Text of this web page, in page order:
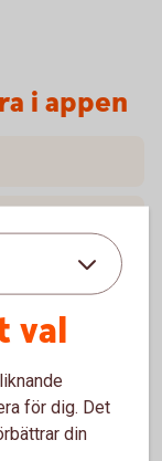
i appen
val
för dig. Det
din